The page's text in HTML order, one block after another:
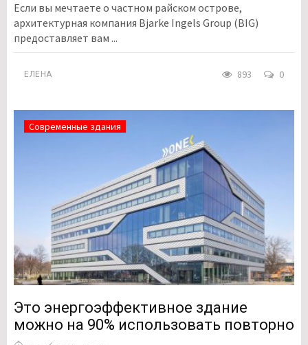
Если вы мечтаете о частном райском острове,
архитектурная компания Bjarke Ingels Group (BIG)
предоставляет вам ...
ЕЛЕНА 893 0
Современные здания
Это энергоэффективное здание
можно на 90% использовать повторно